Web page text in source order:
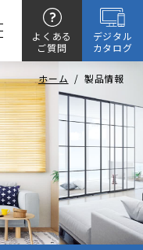
よくある
ご質問
デジタル
カタログ
ホーム / 製品情報